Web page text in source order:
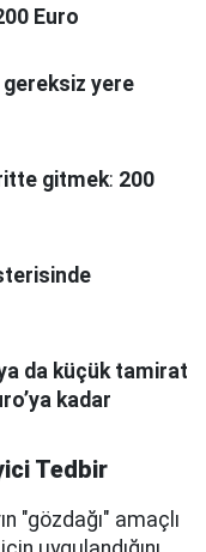
Euro
yere
gitmek: 200
da küçük tamirat
kadar
Tedbir
"gözdağı" amaçlı